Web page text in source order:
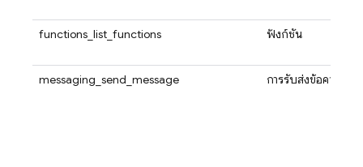
functions_list_functions ฟังก์ชัน
messaging_send_message การรับส่งข้อความ